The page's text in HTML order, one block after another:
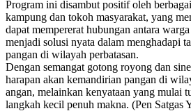
Program ini disambut positif oleh
kampung dan tokoh masyarakat, yang
dapat mempererat hubungan antara
menjadi solusi nyata dalam menghadapi
pangan di wilayah perbatasan.
Dengan semangat gotong royong dan
harapan akan kemandirian pangan di
angan, melainkan kenyataan yang mulai
langkah kecil penuh makna. (Pen Satgas